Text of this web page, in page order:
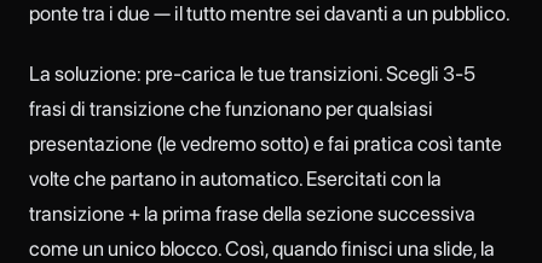
ponte tra i due — il tutto mentre sei davanti a un pubblico.
La soluzione: pre-carica le tue transizioni. Scegli 3-5
frasi di transizione che funzionano per qualsiasi
presentazione (le vedremo sotto) e fai pratica così tante
volte che partano in automatico. Esercitati con la
transizione + la prima frase della sezione successiva
come un unico blocco. Così, quando finisci una slide, la